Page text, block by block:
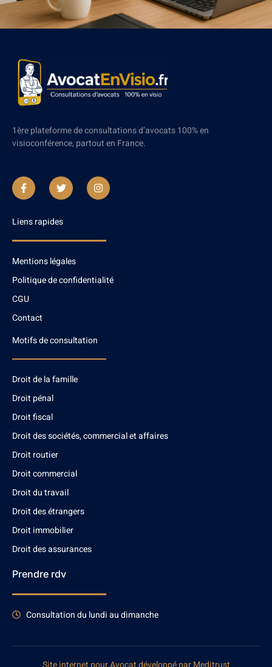
1ère plateforme de consultations d’avocats 100% en
visioconférence, partout en France.
Liens rapides
Mentions légales
Politique de confidentialité
CGU
Contact
Motifs de consultation
Droit de la famille
Droit pénal
Droit fiscal
Droit des sociétés, commercial et affaires
Droit routier
Droit commercial
Droit du travail
Droit des étrangers
Droit immobilier
Droit des assurances
Prendre rdv
Consultation du lundi au dimanche